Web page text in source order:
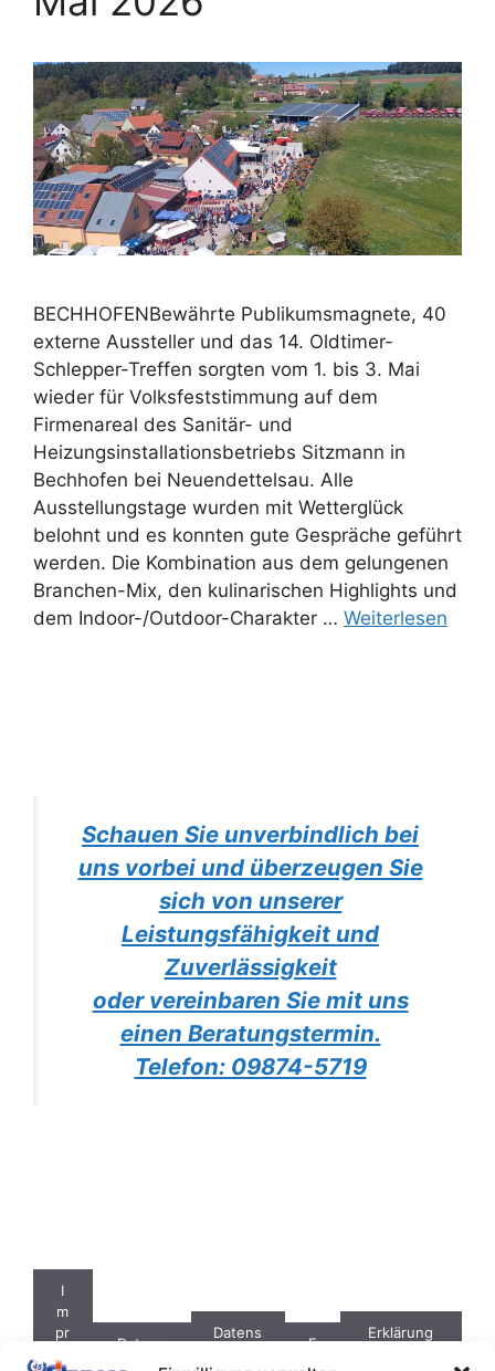
BECHHOFENBewährte Publikumsmagnete, 40
externe Aussteller und das 14. Oldtimer-
Schlepper-Treffen sorgten vom 1. bis 3. Mai
wieder für Volksfeststimmung auf dem
Firmenareal des Sanitär- und
Heizungsinstallationsbetriebs Sitzmann in
Bechhofen bei Neuendettelsau. Alle
Ausstellungstage wurden mit Wetterglück
belohnt und es konnten gute Gespräche geführt
werden. Die Kombination aus dem gelungenen
Branchen-Mix, den kulinarischen Highlights und
dem Indoor-/Outdoor-Charakter … Weiterlesen
Schauen Sie unverbindlich bei
uns vorbei und überzeugen Sie
sich von unserer
Leistungsfähigkeit und
Zuverlässigkeit
oder vereinbaren Sie mit uns
einen Beratungstermin.
Telefon: 09874-5719
I
m
pr
Datens
chutzer
Datens
F
A
Erklärung